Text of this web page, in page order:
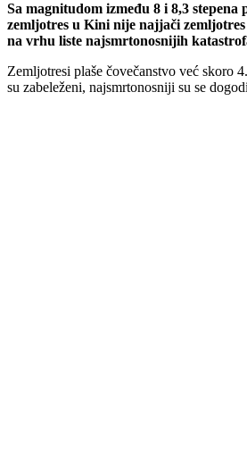
Sa magnitudom između 8 i 8,3 stepena
zemljotres u Kini nije najjači
na vrhu liste najsmrtonosnijih
Zemljotresi plaše čovečanstvo već skoro
su zabeleženi, najsmrtonosniji su se